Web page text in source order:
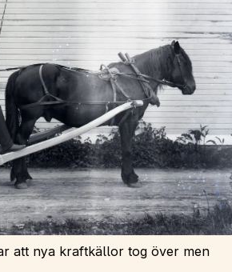
att nya kraftkällor tog över men